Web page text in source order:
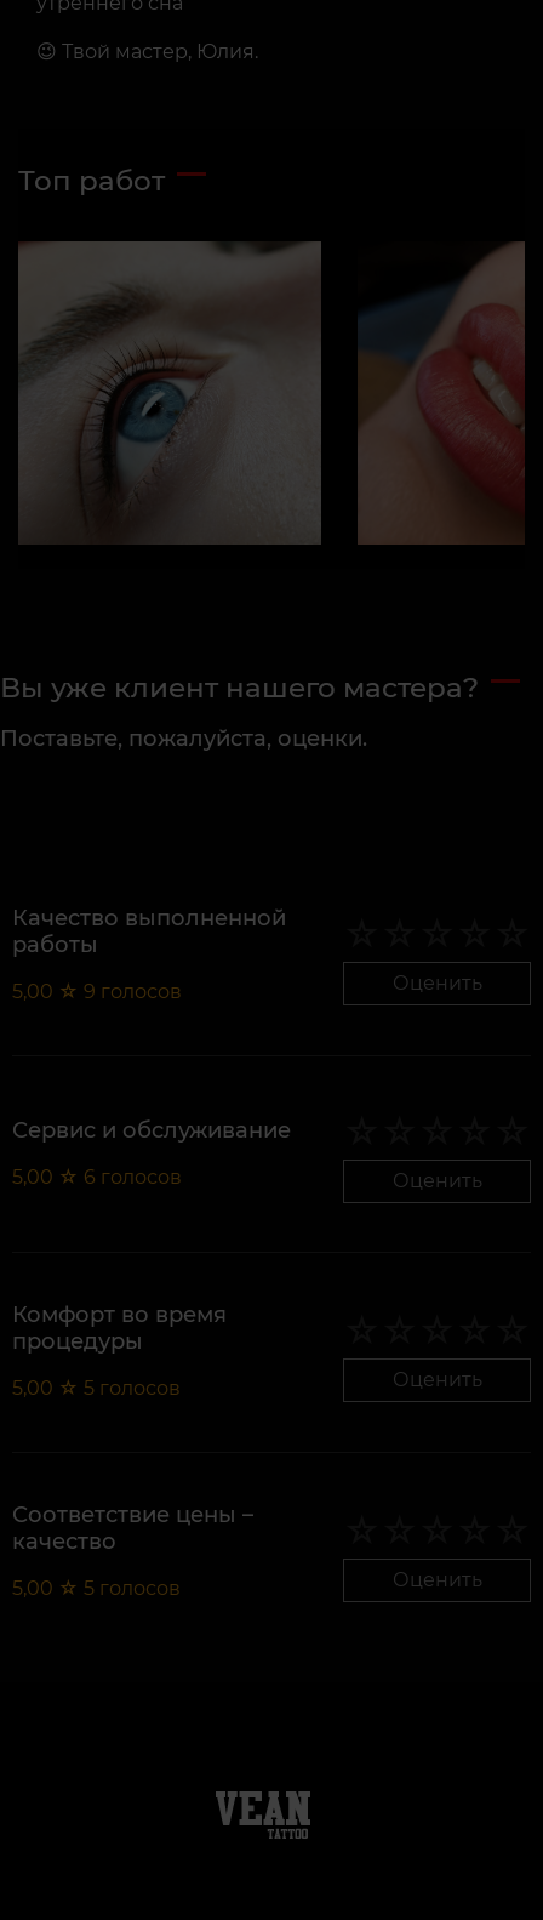
😉 Твой мастер, Юлия.
Топ работ
Вы уже клиент нашего мастера?
Поставьте, пожалуйста, оценки.
Качество выполненной
работы
5,00 ☆ 9 голосов Оценить
Сервис и обслуживание
5,00 ☆ 6 голосов Оценить
Комфорт во время
процедуры
5,00 ☆ 5 голосов Оценить
Соответствие цены –
качество
5,00 ☆ 5 голосов Оценить